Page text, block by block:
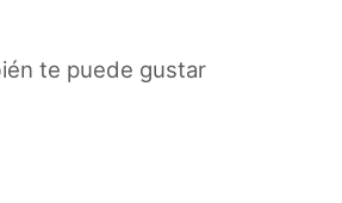
te puede gustar